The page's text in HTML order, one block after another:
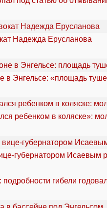
Надежда Ерусланова
в Энгельсе: «площадь
ребенком в коляске»:
губернатором Исаевым
гибели